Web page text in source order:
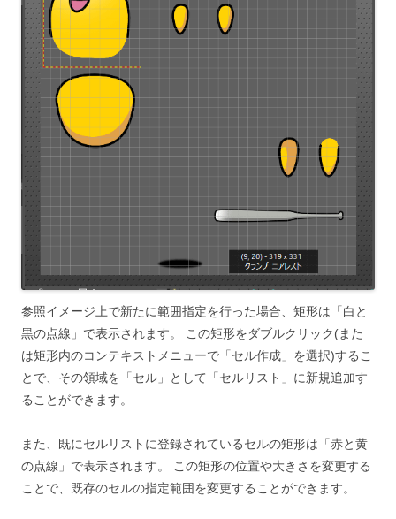
参照イメージ上で新たに範囲指定を行った場合、矩形は「白と
黒の点線」で表示されます。 この矩形をダブルクリック(また
は矩形内のコンテキストメニューで「セル作成」を選択)するこ
とで、その領域を「セル」として「セルリスト」に新規追加す
ることができます。
また、既にセルリストに登録されているセルの矩形は「赤と黄
の点線」で表示されます。 この矩形の位置や大きさを変更する
ことで、既存のセルの指定範囲を変更することができます。